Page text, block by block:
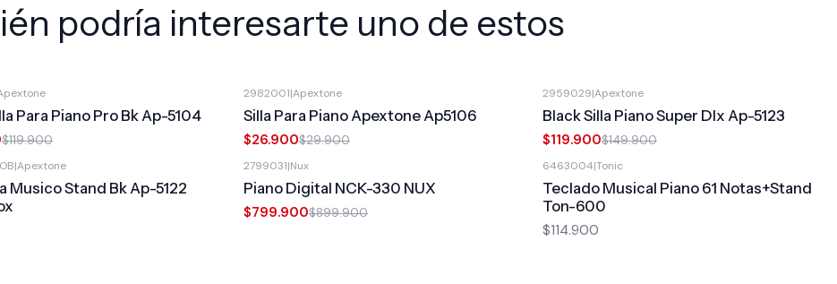
podría interesarte uno de estos
Para Piano Pro Bk Ap-5104
$119.900
OFF
2982001|Apextone
Silla Para Piano Apextone Ap5106
$26.900$29.900
OFF
2959029|Apextone
Black Silla Piano Super Dlx Ap-5123
$119.900$149.900
|Apextone
Musico Stand Bk Ap-5122
2799031|Nux
Piano Digital NCK-330 NUX
$799.900$899.900
6463004|Tonic
Teclado Musical Piano 61 Notas+Stand
Ton-600
$114.900